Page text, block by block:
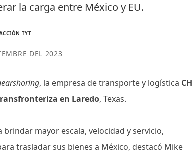
la carga entre México y EU.
TYT
DEL 2023
, la empresa de transporte y logística CH
en Laredo, Texas.
mayor escala, velocidad y servicio,
trasladar sus bienes a México, destacó Mike